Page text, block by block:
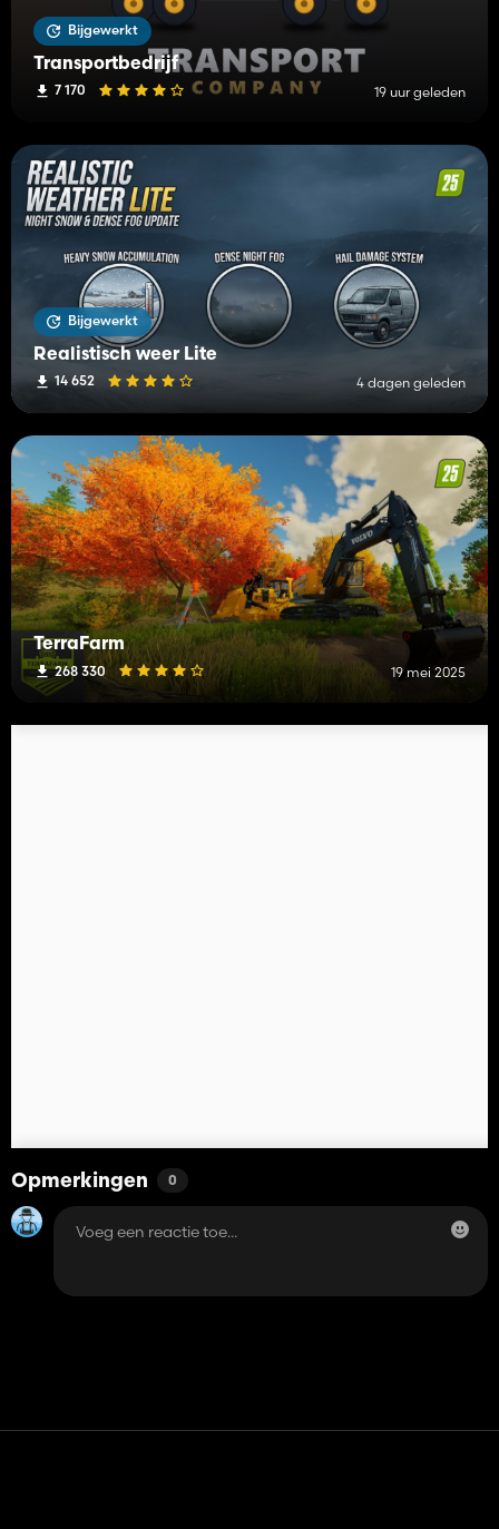
Bijgewerkt
Transportbedrijf
7 170 19 uur geleden
Bijgewerkt
Realistisch weer Lite
14 652 4 dagen geleden
TerraFarm
268 330 19 mei 2025
Opmerkingen 0